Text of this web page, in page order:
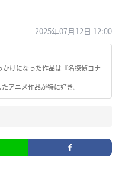
2025年07月12日 12:00
けになった作品は『名探偵コナ
アニメ作品が特に好き。